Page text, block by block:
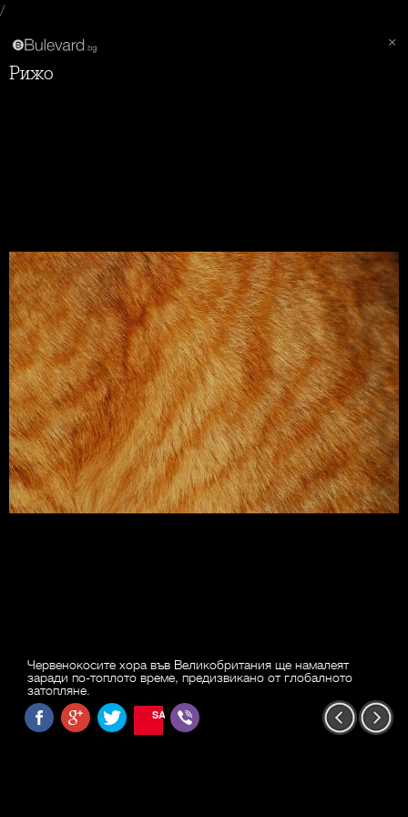
/
Рижо
Червенокосите хора във Великобритания ще намалеят
заради по-топлото време, предизвикано от глобалното
затопляне.
SAVE